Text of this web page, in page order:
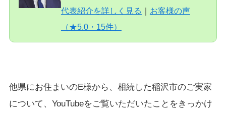
代表紹介を詳しく見る ｜ お客様の声
（★5.0・15件）
他県にお住まいのE様から、相続した稲沢市のご実家
について、YouTubeをご覧いただいたことをきっかけ